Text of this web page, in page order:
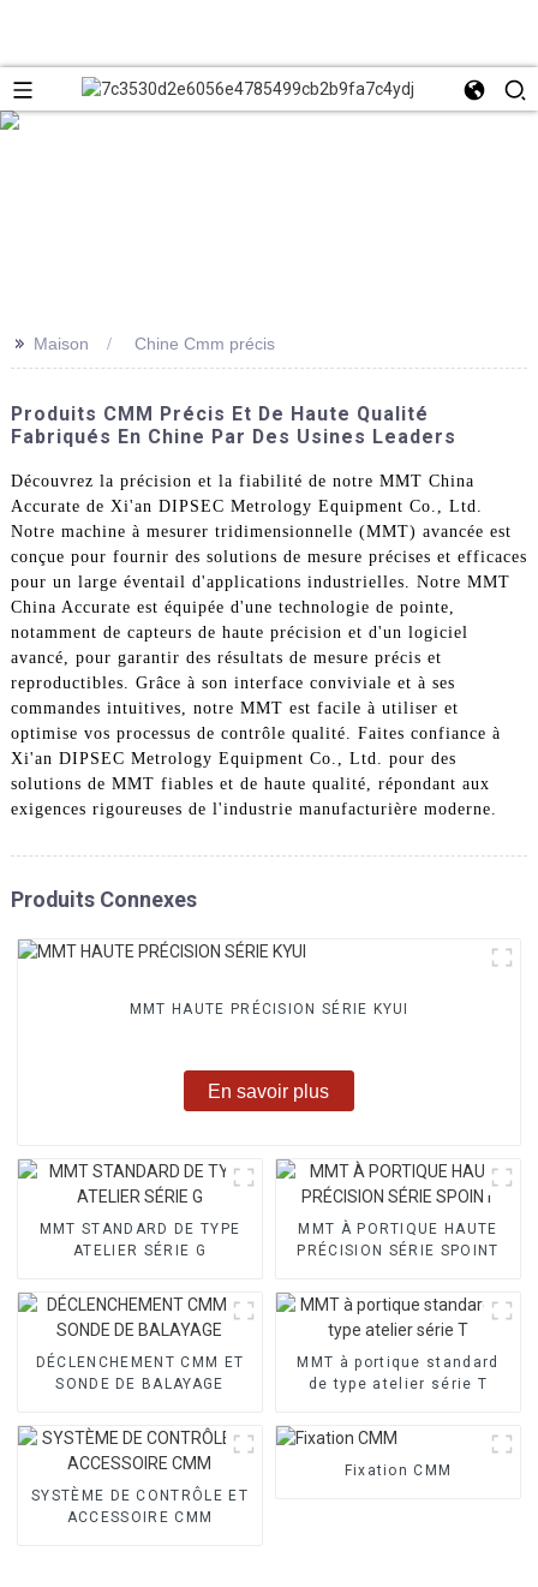
>> Maison Chine Cmm précis
Produits CMM Précis Et De Haute Qualité
Fabriqués En Chine Par Des Usines Leaders
Découvrez la précision et la fiabilité de notre MMT China
Accurate de Xi'an DIPSEC Metrology Equipment Co., Ltd.
Notre machine à mesurer tridimensionnelle (MMT) avancée est
conçue pour fournir des solutions de mesure précises et efficaces
pour un large éventail d'applications industrielles. Notre MMT
China Accurate est équipée d'une technologie de pointe,
notamment de capteurs de haute précision et d'un logiciel
avancé, pour garantir des résultats de mesure précis et
reproductibles. Grâce à son interface conviviale et à ses
commandes intuitives, notre MMT est facile à utiliser et
optimise vos processus de contrôle qualité. Faites confiance à
Xi'an DIPSEC Metrology Equipment Co., Ltd. pour des
solutions de MMT fiables et de haute qualité, répondant aux
exigences rigoureuses de l'industrie manufacturière moderne.
Produits Connexes
MMT HAUTE PRÉCISION SÉRIE KYUI
En savoir plus
MMT STANDARD DE TYPE
ATELIER SÉRIE G
MMT À PORTIQUE HAUTE
PRÉCISION SÉRIE SPOINT
DÉCLENCHEMENT CMM ET
SONDE DE BALAYAGE
MMT à portique standard
de type atelier série T
SYSTÈME DE CONTRÔLE ET
ACCESSOIRE CMM
Fixation CMM